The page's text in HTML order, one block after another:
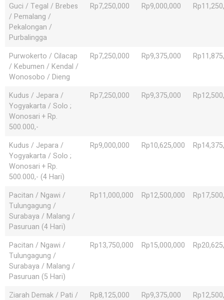
Guci / Tegal / Brebes
/ Pemalang /
Pekalongan /
Purbalingga
Rp7,250,000 Rp9,000,000
Purwokerto / Cilacap
/ Kebumen / Kendal /
Wonosobo / Dieng
Rp7,250,000 Rp9,375,000
Kudus / Jepara /
Yogyakarta / Solo ;
Wonosari + Rp.
500.000,-
Rp7,250,000 Rp9,375,000
Kudus / Jepara /
Yogyakarta / Solo ;
Wonosari + Rp.
500.000,- (4 Hari)
Rp9,000,000 Rp10,625,000
Pacitan / Ngawi /
Tulungagung /
Surabaya / Malang /
Pasuruan (4 Hari)
Rp11,000,000 Rp12,500,000
Pacitan / Ngawi /
Tulungagung /
Surabaya / Malang /
Pasuruan (5 Hari)
Rp13,750,000 Rp15,000,000
Ziarah Demak / Pati / Rp8,125,000 Rp9,375,000